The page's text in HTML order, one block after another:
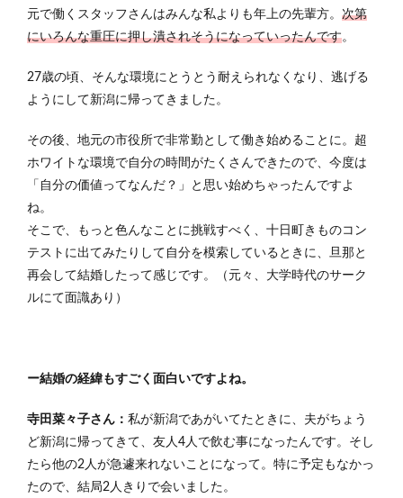
元で働くスタッフさんはみんな私よりも年上の先輩方。 次第
にいろんな重圧に押し潰されそうになっていったんです。
27歳の頃、そんな環境に とうとう 耐えられなくなり、逃げる
ようにして新潟に帰ってきました。
その後、地元の市役所で非常勤として働き始めることに。超
ホワイトな環境で自分の時間がたくさんできたので、今度は
「自分の価値ってなんだ？」と思い始めちゃったんですよ
ね。
そこで、もっと色んなことに挑戦すべく、十日町きものコン
テストに出てみたりして自分を模索しているときに、旦那と
再会して結婚したって感じです。（元々、大学時代のサーク
ルにて面識あり）
ー結婚の経緯もすごく面白いですよね。
寺田菜々子さん： 私が新潟であがいてたときに、夫がちょう
ど新潟に帰ってきて、 友人4人で飲む事になったんです。そし
たら他の2人が急遽来れないことになって。特に予定もなかっ
たので、結局2人きりで会いました。